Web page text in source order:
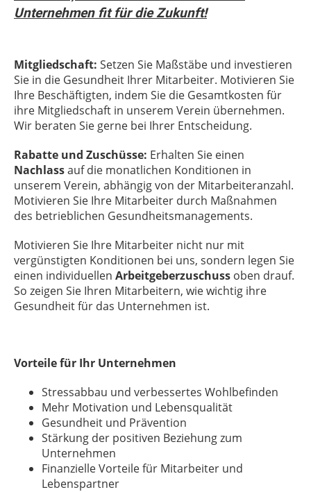
Unternehmen fit für die Zukunft!
Mitgliedschaft: Setzen Sie Maßstäbe und investieren
Sie in die Gesundheit Ihrer Mitarbeiter. Motivieren Sie
Ihre Beschäftigten, indem Sie die Gesamtkosten für
ihre Mitgliedschaft in unserem Verein übernehmen.
Wir beraten Sie gerne bei Ihrer Entscheidung.
Rabatte und Zuschüsse: Erhalten Sie einen
Nachlassauf die monatlichen Konditionen in
unserem Verein, abhängig von der Mitarbeiteranzahl.
Motivieren Sie Ihre Mitarbeiter durch Maßnahmen
des betrieblichen Gesundheitsmanagements.
Motivieren Sie Ihre Mitarbeiter nicht nur mit
vergünstigten Konditionen bei uns, sondern legen Sie
einen individuellen Arbeitgeberzuschuss oben drauf.
So zeigen Sie Ihren Mitarbeitern, wie wichtig ihre
Gesundheit für das Unternehmen ist.
Vorteile für Ihr Unternehmen
Stressabbau und verbessertes Wohlbefinden
Mehr Motivation und Lebensqualität
Gesundheit und Prävention
Stärkung der positiven Beziehung zum
Unternehmen
Finanzielle Vorteile für Mitarbeiter und
Lebenspartner